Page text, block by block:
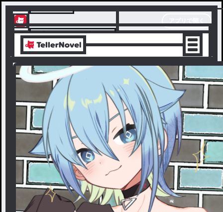
テラーノベル
アプリでサクサク楽しめる